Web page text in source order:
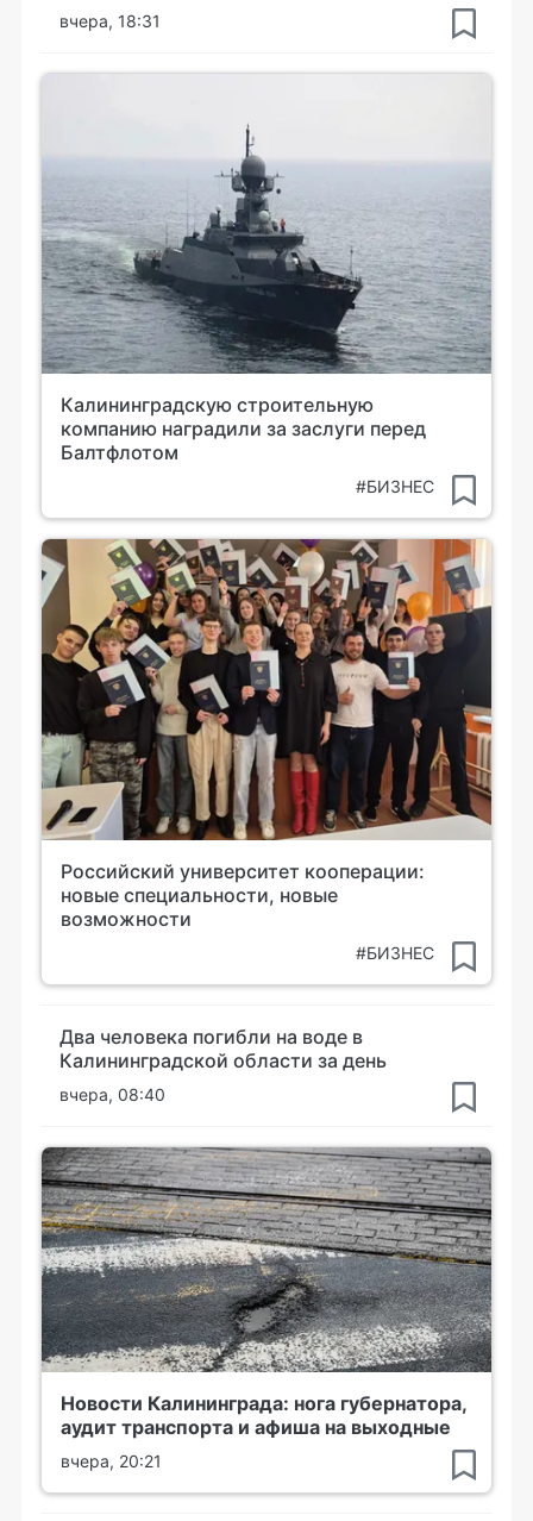
вчера, 18:31
Калининградскую строительную
компанию наградили за заслуги перед
Балтфлотом
#БИЗНЕС
Российский университет кооперации:
новые специальности, новые
возможности
#БИЗНЕС
Два человека погибли на воде в
Калининградской области за день
вчера, 08:40
Новости Калининграда: нога губернатора,
аудит транспорта и афиша на выходные
вчера, 20:21